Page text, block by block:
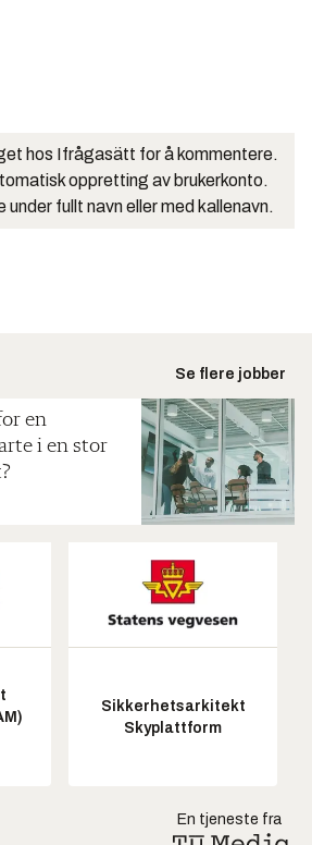
hos Ifrågasätt for å kommentere.
oppretting av brukerkonto.
under fullt navn eller med kallenavn.
Se flere jobber
en
i en stor
Sikkerhetsarkitekt
Skyplattform
En tjeneste fra